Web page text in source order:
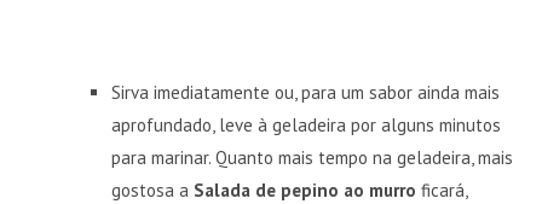
Sirva imediatamente ou, para um sabor ainda mais
aprofundado, leve à geladeira por alguns minutos
para marinar. Quanto mais tempo na geladeira, mais
gostosa a Salada de pepino ao murro ficará,